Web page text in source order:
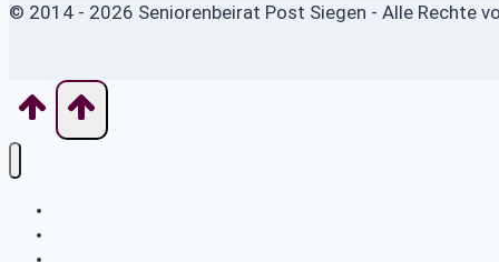
© 2014 - 2026 Seniorenbeirat Post Siegen - Alle Rechte